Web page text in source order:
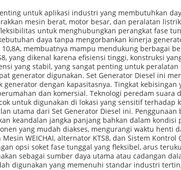
untuk aplikasi industri yang membutuhkan
mesin berat, motor besar, dan peralatan
untuk menghubungkan perangkat fase
daya tanpa mengorbankan kinerja
membuatnya mampu mendukung berbagai
yang dikenal karena efisiensi tinggi, konstruksi
yang stabil, yang sangat penting untuk
generator digunakan. Set Generator Diesel ini
dengan kapasitasnya. Tingkat
dan komersial. Teknologi peredam suara
untuk digunakan di lokasi yang sensitif terhadap
utama dari Set Generator Diesel ini.
keandalan jangka panjang bahkan dalam kondisi
yang mudah diakses, mengurangi waktu henti
WEICHAI, alternator KTS8, dan Sistem
opsi soket fase tunggal yang fleksibel, arus
sebagai sumber daya utama atau cadangan
digunakan yang memenuhi standar industri